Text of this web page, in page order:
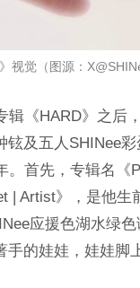
视觉（图源：
《HARD》之后
及五人SHINee
。首先，专辑名《
| Artist》，是他生
应援色湖水绿
的娃娃，娃娃脚